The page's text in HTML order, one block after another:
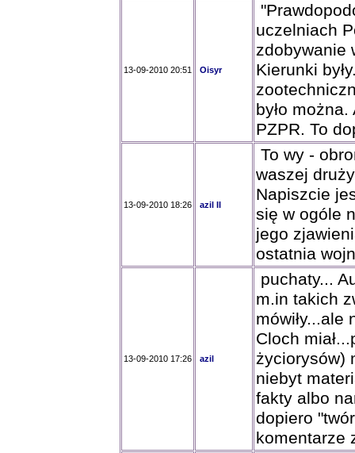
13-09-2010 20:51 Oisyr
uczelniach
zdobywanie
Kierunki
było
PZPR. To
13-09-2010 18:26 azil II
To wy -
waszej
Napiszcie
się w ogóle
jego
ostatnia
13-09-2010 17:26 azil
puchaty...
m.in takich
Cloch
życiorysów)
niebyt
fakty albo
dopiero
komentarze